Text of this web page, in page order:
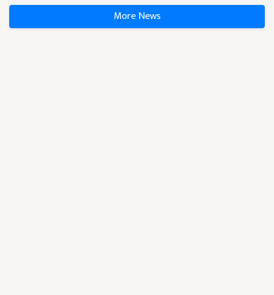
More News